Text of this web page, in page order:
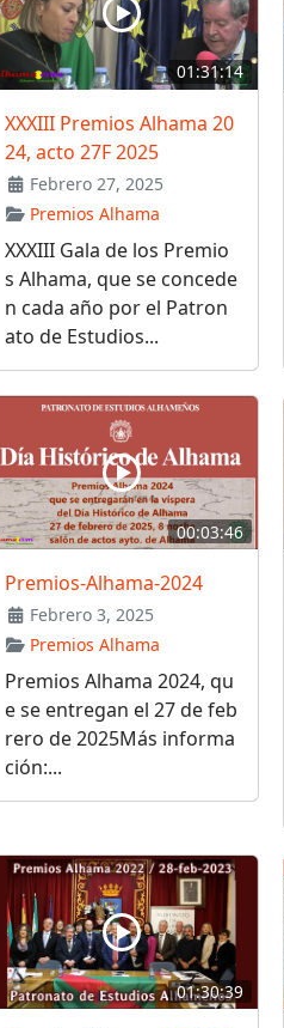
01:31:14
XXXIII Premios Alhama 20
24, acto 27F 2025
Febrero 27, 2025
Premios Alhama
XXXIII Gala de los Premio
s Alhama, que se concede
n cada año por el Patron
ato de Estudios...
00:03:46
Premios-Alhama-2024
Febrero 3, 2025
Premios Alhama
Premios Alhama 2024, qu
e se entregan el 27 de feb
rero de 2025Más informa
ción:...
01:30:39